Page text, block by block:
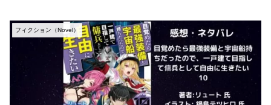
フィクション（Novel）